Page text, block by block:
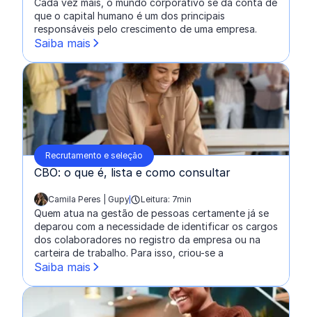
Cada vez mais, o mundo corporativo se dá conta de
que o capital humano é um dos principais
responsáveis pelo crescimento de uma empresa.
Saiba mais
Recrutamento e seleção
CBO: o que é, lista e como consultar
escrito por:
Camila Peres | Gupy Leitura: 7min
Quem atua na gestão de pessoas certamente já se
deparou com a necessidade de identificar os cargos
dos colaboradores no registro da empresa ou na
carteira de trabalho. Para isso, criou-se a
Saiba mais